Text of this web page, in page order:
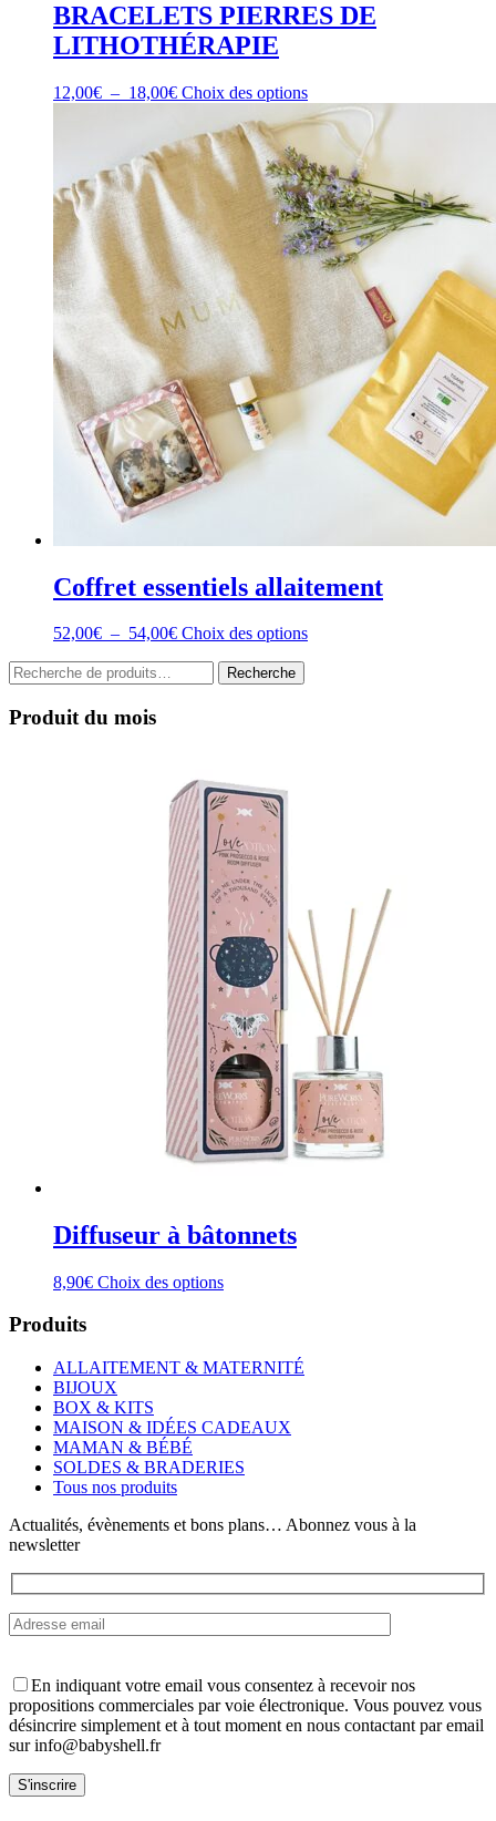
BRACELETS PIERRES DE
LITHOTHÉRAPIE
12,00€ – 18,00€Plage
prix :
12,00€
18,00€
Choix des optionsCe
produit
a
plusieurs
variations.
Les
options
peuvent
être
choisies
page
du
produit
Coffret essentiels allaitement
52,00€ – 54,00€Plage
Choix des optionsCe
produit
Recherche
pour :
Recherche
Produit du mois
Diffuseur à bâtonnets
8,90€ Choix des optionsCe
variations.
Les
peuvent
être
choisies
sur
page
du
Produits
ALLAITEMENT & MATERNITÉ
BIJOUX
BOX & KITS
MAISON & IDÉES CADEAUX
MAMAN & BÉBÉ
SOLDES & BRADERIES
Tous nos produits
Actualités, évènements et bons plans… Abonnez vous à la
newsletter
En indiquant votre email vous consentez à recevoir nos
propositions commerciales par voie électronique. Vous pouvez vous
désincrire simplement et à tout moment en nous contactant par email
sur info@babyshell.fr